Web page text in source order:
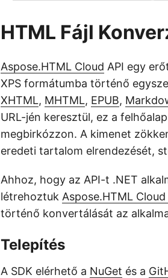
HTML Fájl
Aspose.HTML Cloud API egy
XPS formátumba történő
XHTML, MHTML, EPUB,
URL-jén keresztül, ez a
megbirkózzon. A kimenet
eredeti tartalom elrendezését,
Ahhoz, hogy az API-t .NET
létrehoztuk Aspose.HTML
történő konvertálását az
Telepítés
A SDK elérhető a NuGet és a